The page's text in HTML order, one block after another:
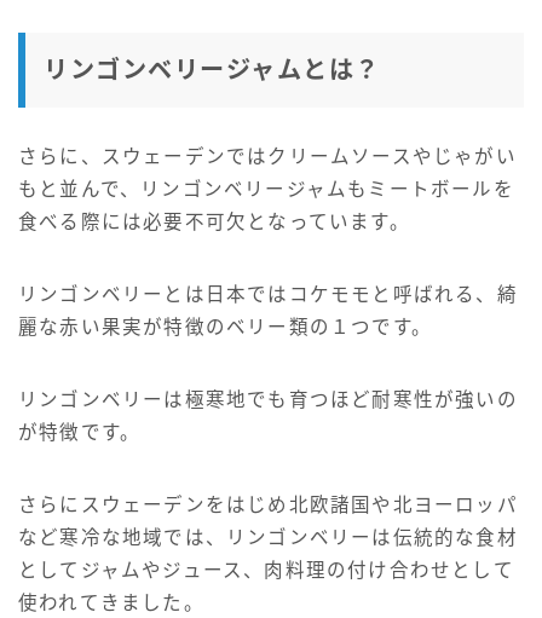
リンゴンベリージャムとは？
さらに、スウェーデンではクリームソースやじゃがい
もと並んで、リンゴンベリージャムもミートボールを
食べる際には必要不可欠となっています。
リンゴンベリーとは日本ではコケモモと呼ばれる、綺
麗な赤い果実が特徴のベリー類の１つです。
リンゴンベリーは極寒地でも育つほど耐寒性が強いの
が特徴です。
さらにスウェーデンをはじめ北欧諸国や北ヨーロッパ
など寒冷な地域では、リンゴンベリーは伝統的な食材
としてジャムやジュース、肉料理の付け合わせとして
使われてきました。